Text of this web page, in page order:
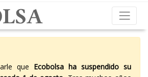
que Ecobolsa ha suspendido su